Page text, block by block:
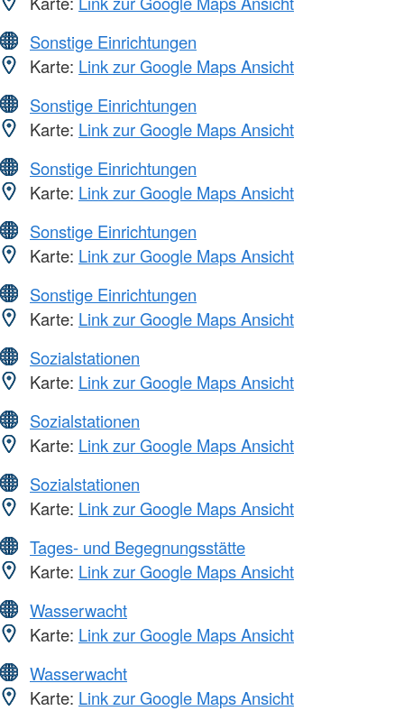
Sonstige Einrichtungen
Karte: Link zur Google Maps Ansicht
Sonstige Einrichtungen
Karte: Link zur Google Maps Ansicht
Sonstige Einrichtungen
Karte: Link zur Google Maps Ansicht
Sonstige Einrichtungen
Karte: Link zur Google Maps Ansicht
Sonstige Einrichtungen
Karte: Link zur Google Maps Ansicht
Sozialstationen
Karte: Link zur Google Maps Ansicht
Sozialstationen
Karte: Link zur Google Maps Ansicht
Sozialstationen
Karte: Link zur Google Maps Ansicht
Tages- und Begegnungsstätte
Karte: Link zur Google Maps Ansicht
Wasserwacht
Karte: Link zur Google Maps Ansicht
Wasserwacht
Karte: Link zur Google Maps Ansicht